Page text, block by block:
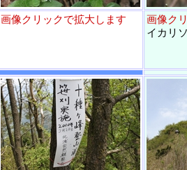
画像クリックで拡大します
画像ク
イカリ